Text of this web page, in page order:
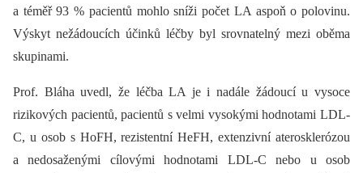
a téměř 93 % pacientů mohlo sníži počet LA aspoň o polovinu.
Výskyt nežádoucích účinků léčby byl srovnatelný mezi oběma
skupinami.
Prof. Bláha uvedl, že léčba LA je i nadále žádoucí u vysoce
rizikových pacientů, pacientů s velmi vysokými hodnotami LDL-
C, u osob s HoFH, rezistentní HeFH, extenzivní aterosklerózou
a nedosaženými cílovými hodnotami LDL-C nebo u osob